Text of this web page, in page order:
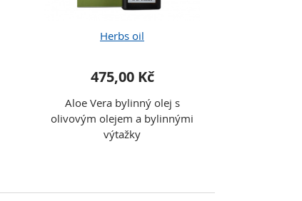
Herbs oil
475,00 Kč
Aloe Vera bylinný olej s
olivovým olejem a bylinnými
výtažky